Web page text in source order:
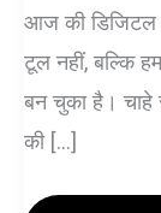
आज की डिजिटल
टूल नहीं, बल्कि
बन चुका है। चाहे
की […]